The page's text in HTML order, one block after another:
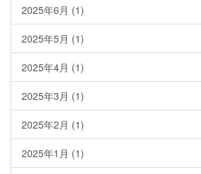
2025年6月 (1)
2025年5月 (1)
2025年4月 (1)
2025年3月 (1)
2025年2月 (1)
2025年1月 (1)